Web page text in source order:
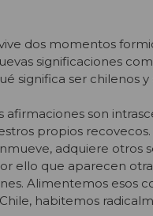
dos momentos
significaciones
significa ser chilenos
afirmaciones son
propios
adquiere otros
ello que aparecen
Alimentemos esos
habitemos